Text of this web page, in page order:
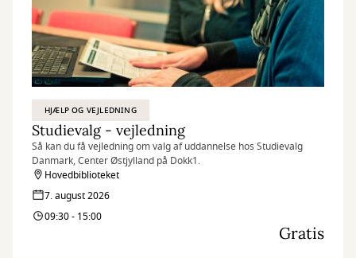
HJÆLP OG VEJLEDNING
Studievalg - vejledning
Så kan du få vejledning om valg af uddannelse hos Studievalg
Danmark, Center Østjylland på Dokk1.
Hovedbiblioteket
7. august 2026
09:30 - 15:00
Gratis